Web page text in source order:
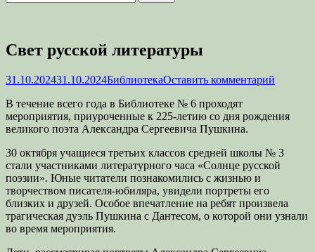
Свет русской литературы
Опубликовано
31.10.202431.10.2024Автор
БиблиотекаОставить комментарий
В течение всего года в Библиотеке № 6 проходят
мероприятия, приуроченные к 225-летию со дня рождения
великого поэта Александра Сергеевича Пушкина.
30 октября учащиеся третьих классов средней школы № 3
стали участниками литературного часа «Солнце русской
поэзии». Юные читатели познакомились с жизнью и
творчеством писателя-юбиляра, увидели портреты его
близких и друзей. Особое впечатление на ребят произвела
трагическая дуэль Пушкина с Дантесом, о которой они узнали
во время мероприятия.